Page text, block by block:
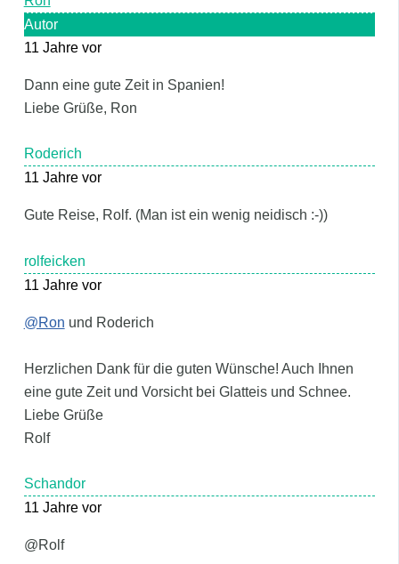
Autor
11 Jahre vor
Dann eine gute Zeit in Spanien!
Liebe Grüße, Ron
Roderich
11 Jahre vor
Gute Reise, Rolf. (Man ist ein wenig neidisch :-))
rolfeicken
11 Jahre vor
@Ron und Roderich
Herzlichen Dank für die guten Wünsche! Auch Ihnen
eine gute Zeit und Vorsicht bei Glatteis und Schnee.
Liebe Grüße
Rolf
Schandor
11 Jahre vor
@Rolf